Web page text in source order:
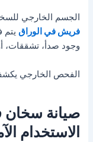
الجسم الخارجي
فريش في الوراق
وجود صدأ، تشققات،
الفحص الخارجي
صيانة
الاستخدام